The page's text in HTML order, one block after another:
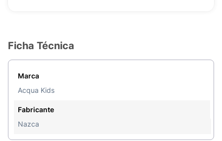
Ficha Técnica
Marca
Acqua Kids
Fabricante
Nazca